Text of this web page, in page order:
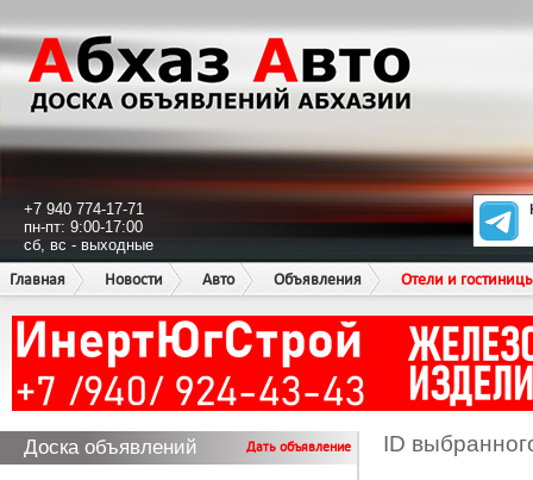
+7 940 774-17-71
пн-пт: 9:00-17:00
сб, вс - выходные
Главная
Новости Авто Объявления Отели и
Доска объявлений Дать объявление ID